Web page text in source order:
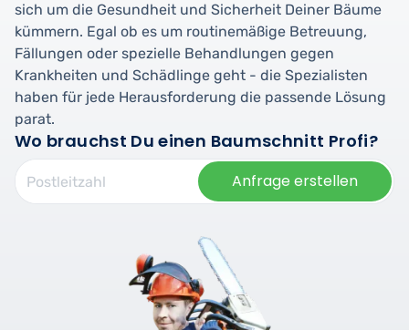
sich um die Gesundheit und Sicherheit Deiner Bäume
kümmern. Egal ob es um routinemäßige Betreuung,
Fällungen oder spezielle Behandlungen gegen
Krankheiten und Schädlinge geht - die Spezialisten
haben für jede Herausforderung die passende Lösung
parat.
Wo brauchst Du einen Baumschnitt Profi?
Anfrage erstellen